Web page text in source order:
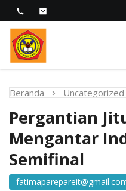
STIKES Fatima
Melayani dengan
Beranda Uncategorized
Pergantian
Mengantar
Semifinal